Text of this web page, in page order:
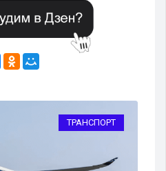
ТРАНСПОРТ